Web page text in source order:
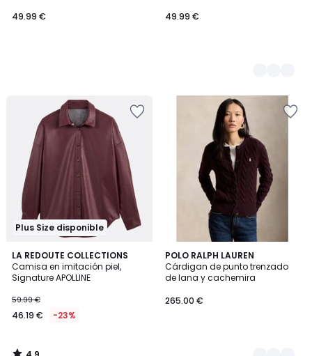
49.99 €
49.99 €
Plus Size disponible
LA REDOUTE COLLECTIONS
Camisa en imitación piel,
Signature APOLLINE
59.99 €
46.19 € -23%
4,9
/ 5
POLO RALPH LAUREN
Cárdigan de punto trenzado
de lana y cachemira
265.00 €
2
Colores